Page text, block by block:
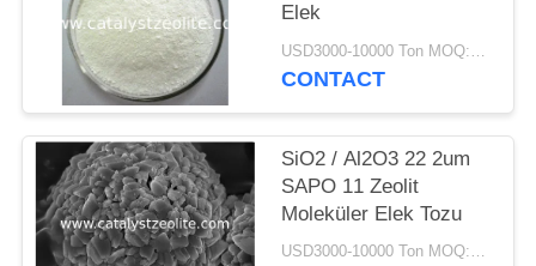
Elek
USD3000-10000 Ton MOQ:1 kg
CONTACT
SiO2 / Al2O3 22 2um
SAPO 11 Zeolit ​​
Moleküler Elek Tozu
USD3000-10000 Ton MOQ:1 kg